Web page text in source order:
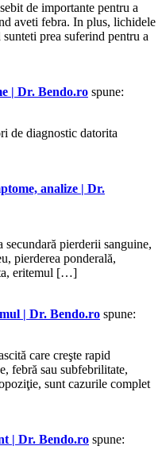
de importante pentru a
aveti febra. In plus, lichidele
prea suferind pentru a
| Dr. Bendo.ro spune:
de diagnostic datorita
analize | Dr.
pierderii sanguine,
pierderea ponderală,
eritemul […]
| Dr. Bendo.ro spune:
care creşte rapid
febră sau subfebrilitate,
sunt cazurile complet
| Dr. Bendo.ro spune: